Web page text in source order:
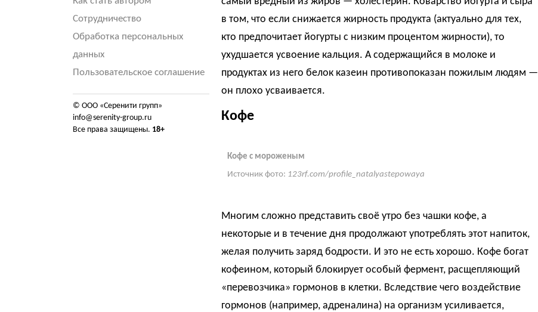
Сотрудничество
Обработка персональных
данных
Пользовательское соглашение
© ООО «Серенити групп»
info@serenity-group.ru
Все права защищены. 18+
в том, что если снижается жирность продукта (актуально для тех,
кто предпочитает йогурты с низким процентом жирности), то
ухудшается усвоение кальция. А содержащийся в молоке и
продуктах из него белок казеин противопоказан пожилым людям —
он плохо усваивается.
Кофе
Кофе с мороженым
Источник фото: 123rf.com/profile_natalyastepowaya
Многим сложно представить своё утро без чашки кофе, а
некоторые и в течение дня продолжают употреблять этот напиток,
желая получить заряд бодрости. И это не есть хорошо. Кофе богат
кофеином, который блокирует особый фермент, расщепляющий
«перевозчика» гормонов в клетки. Вследствие чего воздействие
гормонов (например, адреналина) на организм усиливается,